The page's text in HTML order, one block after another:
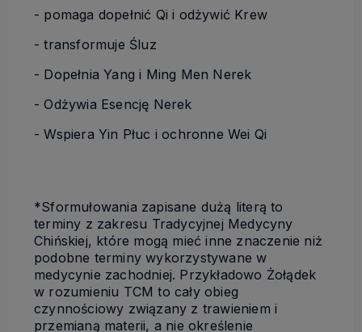
- pomaga dopełnić Qi i odżywić Krew
- transformuje Śluz
- Dopełnia Yang i Ming Men Nerek
- Odżywia Esencję Nerek
- Wspiera Yin Płuc i ochronne Wei Qi
*Sformułowania zapisane dużą literą to
terminy z zakresu Tradycyjnej Medycyny
Chińskiej, które mogą mieć inne znaczenie niż
podobne terminy wykorzystywane w
medycynie zachodniej. Przykładowo Żołądek
w rozumieniu TCM to cały obieg
czynnościowy związany z trawieniem i
przemianą materii, a nie określenie